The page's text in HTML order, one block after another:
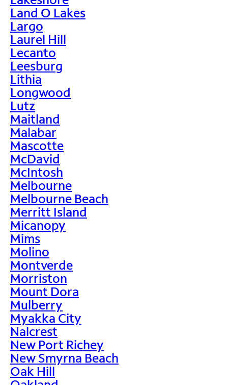
Land O Lakes
Largo
Laurel Hill
Lecanto
Leesburg
Lithia
Longwood
Lutz
Maitland
Malabar
Mascotte
McDavid
McIntosh
Melbourne
Melbourne Beach
Merritt Island
Micanopy
Mims
Molino
Montverde
Morriston
Mount Dora
Mulberry
Myakka City
Nalcrest
New Port Richey
New Smyrna Beach
Oak Hill